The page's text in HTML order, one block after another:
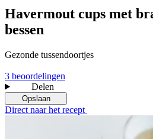
Havermout cups met
bessen
Gezonde tussendoortjes
3 beoordelingen
Delen
Opslaan
Direct naar het recept